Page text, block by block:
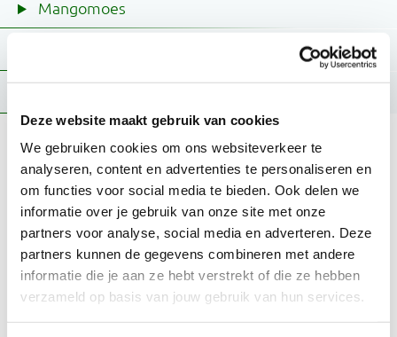
Deze website maakt gebruik van cookies
We gebruiken cookies om ons websiteverkeer te
analyseren, content en advertenties te personaliseren en
om functies voor social media te bieden. Ook delen we
informatie over je gebruik van onze site met onze
partners voor analyse, social media en adverteren. Deze
partners kunnen de gegevens combineren met andere
informatie die je aan ze hebt verstrekt of die ze hebben
verzameld op basis van jouw gebruik van hun services.
Mangomoes
Meerdere fruithapjes tegelijk
maken
Een baby die net gaat eten, eet maar een paar
lepeltjes per keer. Het scheelt tijd om meerdere
porties tegelijk te maken.
Dat doe je zo: